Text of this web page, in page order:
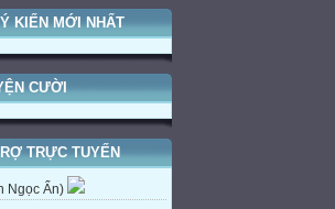
KIẾN MỚI NHẤT
CƯỜI
TRỰC TUYẾN
Ngọc Ẩn)